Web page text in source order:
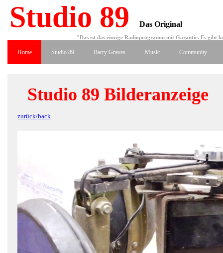
Studio 89 Das Original
"Das ist das einzige Radioprogramm mit Garantie. Es gibt
Home Studio 89 Barry Graves Music Community
Studio 89 Bilderanzeige
zurück/back